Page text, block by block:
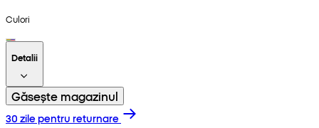
Culori
Detalii
Găsește magazinul
30 zile pentru returnare